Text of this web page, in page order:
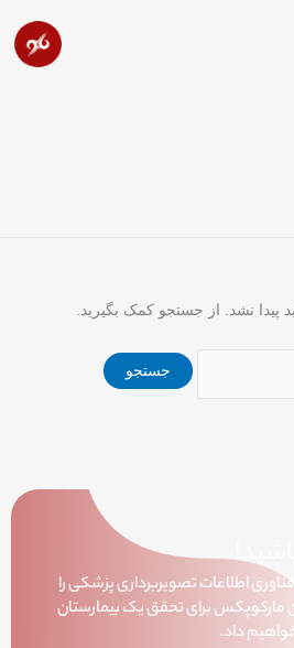
پیدا نشد. از جستجو کمک بگیرید.
فناوری اطلاعات تصویربرداری پزشکی را
مارکوپکس برای تحقق یک بیمارستان
خواهیم داد.